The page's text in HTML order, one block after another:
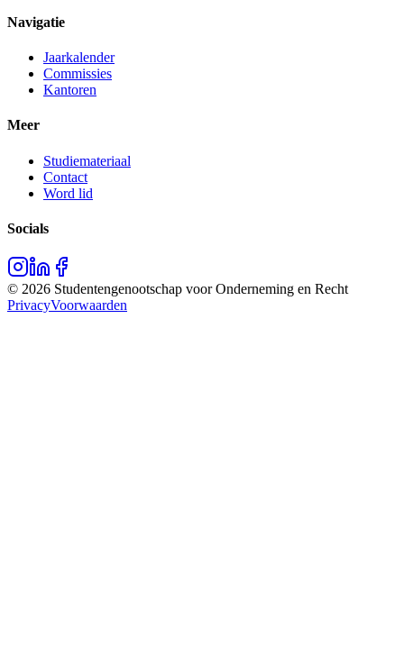
Navigatie
Jaarkalender
Commissies
Kantoren
Meer
Studiemateriaal
Contact
Word lid
Socials
© 2026 Studentengenootschap voor Onderneming en Recht
PrivacyVoorwaarden